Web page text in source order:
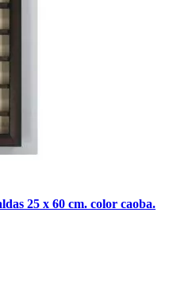
25 x 60 cm. color caoba.